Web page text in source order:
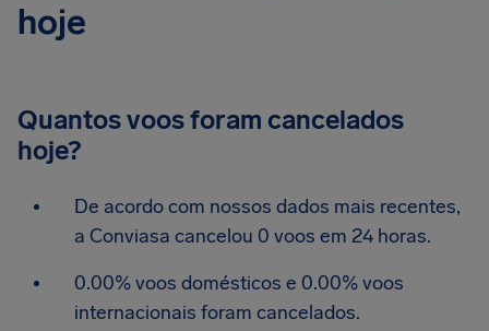
hoje
Quantos voos foram cancelados
hoje?
De acordo com nossos dados mais recentes,
a Conviasa cancelou 0 voos em 24 horas.
0.00% voos domésticos e 0.00% voos
internacionais foram cancelados.